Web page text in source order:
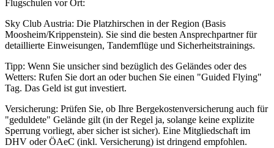
Flugschulen vor Ort:
Sky Club Austria: Die Platzhirschen in der Region (Basis
Moosheim/Krippenstein). Sie sind die besten Ansprechpartner für
detaillierte Einweisungen, Tandemflüge und Sicherheitstrainings.
Tipp: Wenn Sie unsicher sind bezüglich des Geländes oder des
Wetters: Rufen Sie dort an oder buchen Sie einen "Guided Flying"
Tag. Das Geld ist gut investiert.
Versicherung: Prüfen Sie, ob Ihre Bergekostenversicherung auch für
"geduldete" Gelände gilt (in der Regel ja, solange keine explizite
Sperrung vorliegt, aber sicher ist sicher). Eine Mitgliedschaft im
DHV oder ÖAeC (inkl. Versicherung) ist dringend empfohlen.